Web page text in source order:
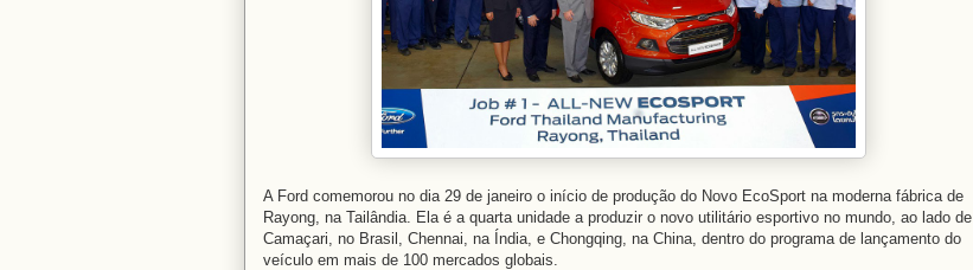
A Ford comemorou no dia 29 de janeiro o início de produção do Novo EcoSport na moderna fábrica de
Rayong, na Tailândia. Ela é a quarta unidade a produzir o novo utilitário esportivo no mundo, ao lado de
Camaçari, no Brasil, Chennai, na Índia, e Chongqing, na China, dentro do programa de lançamento do
veículo em mais de 100 mercados globais.